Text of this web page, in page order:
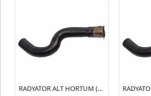
RADYATOR ALT HORTUM (R15144) XSARA I 1.4-1.6(1351.Z4)